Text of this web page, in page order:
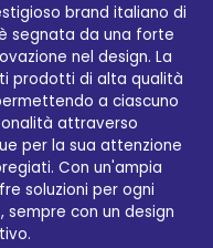
brand italiano di
segnata da una forte
nel design. La
prodotti di alta qualità
a ciascuno
attraverso
per la sua attenzione
Con un'ampia
soluzioni per ogni
sempre con un design
Civico36
acquistare i
GAELLE, un
e accessori moda
online di
articoli GAELLE, tra
gonne, pantaloni,
giacche, piumini,